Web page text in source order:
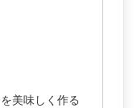
美味しく作る